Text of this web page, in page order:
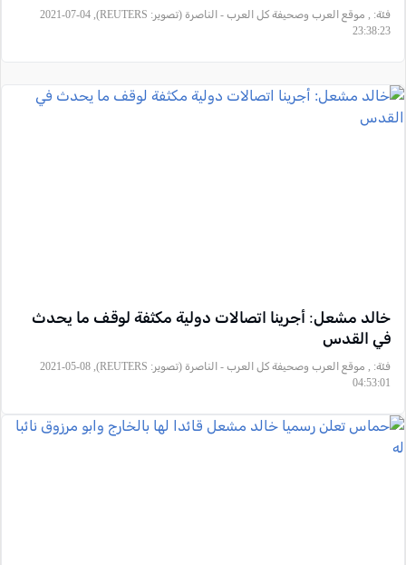
فئة:
, موقع العرب وصحيفة كل العرب - الناصرة (تصوير: REUTERS), 2021-07-04
23:38:23
خالد مشعل: أجرينا اتصالات دولية مكثفة لوقف ما يحدث
في القدس
فئة:
, موقع العرب وصحيفة كل العرب - الناصرة (تصوير: REUTERS), 2021-05-08
04:53:01